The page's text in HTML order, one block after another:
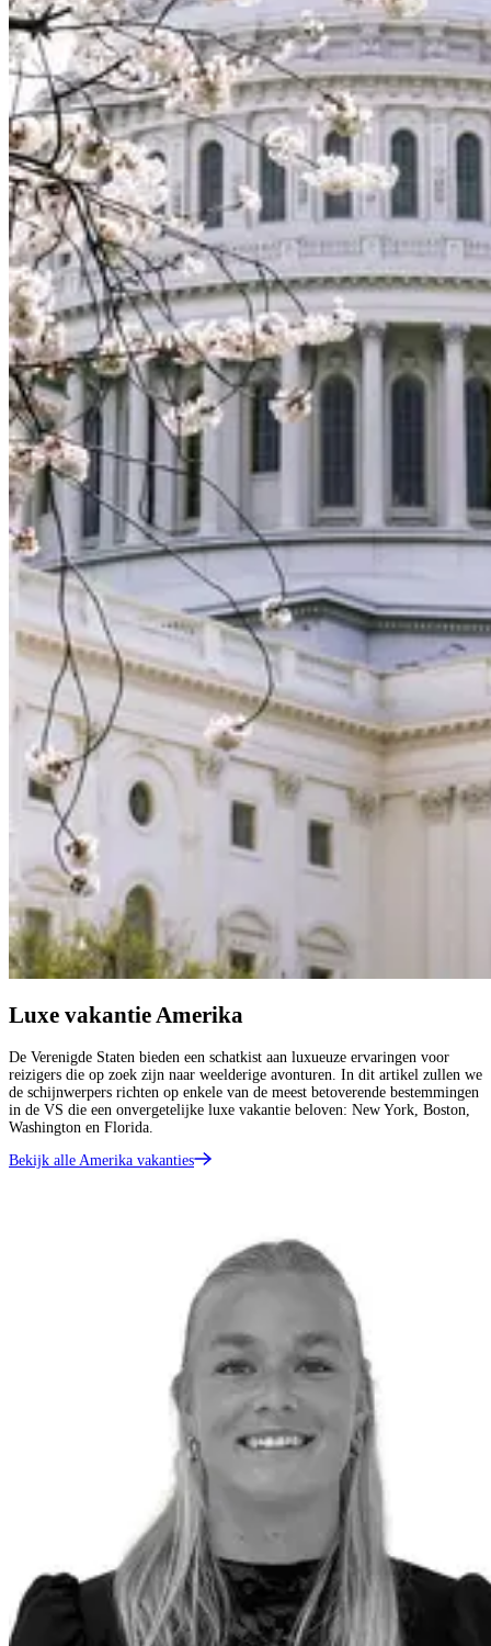
Luxe vakantie Amerika
De Verenigde Staten bieden een schatkist aan luxueuze ervaringen voor
reizigers die op zoek zijn naar weelderige avonturen. In dit artikel zullen we
de schijnwerpers richten op enkele van de meest betoverende bestemmingen
in de VS die een onvergetelijke luxe vakantie beloven: New York, Boston,
Washington en Florida.
Bekijk alle Amerika vakanties